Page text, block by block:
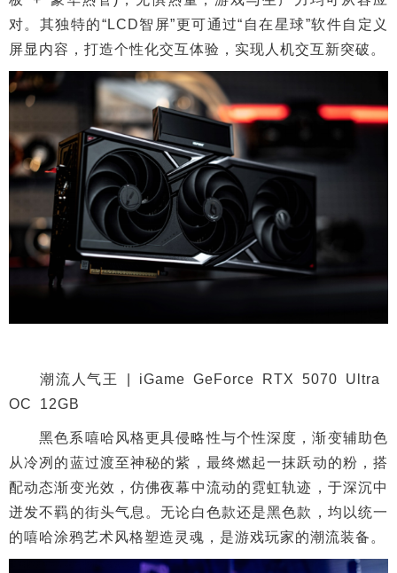
对。其独特的“LCD智屏”更可通过“自在星球”软件自定义
屏显内容，打造个性化交互体验，实现人机交互新突破。
潮流人气王 | iGame GeForce RTX 5070 Ultra
OC 12GB
黑色系嘻哈风格更具侵略性与个性深度，渐变辅助色
从冷冽的蓝过渡至神秘的紫，最终燃起一抹跃动的粉，搭
配动态渐变光效，仿佛夜幕中流动的霓虹轨迹，于深沉中
迸发不羁的街头气息。无论白色款还是黑色款，均以统一
的嘻哈涂鸦艺术风格塑造灵魂，是游戏玩家的潮流装备。